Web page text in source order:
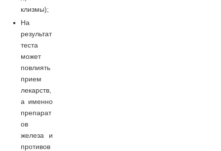
клизмы);
На
результат
теста
может
повлиять
прием
лекарств,
а именно
препарат
ов
железа и
противов